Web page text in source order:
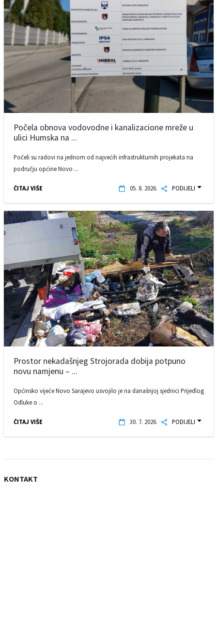
Počela obnova vodovodne i kanalizacione mreže u
ulici Humska na ...
Počeli su radovi na jednom od najvećih infrastrukturnih projekata na
području općine Novo ...
ČITAJ VIŠE 05. 8. 2026. PODIJELI
Prostor nekadašnjeg Strojorada dobija potpuno
novu namjenu – ...
Općinsko vijeće Novo Sarajevo usvojilo je na današnjoj sjednici Prijedlog
Odluke o ...
ČITAJ VIŠE 30. 7. 2026. PODIJELI
KONTAKT